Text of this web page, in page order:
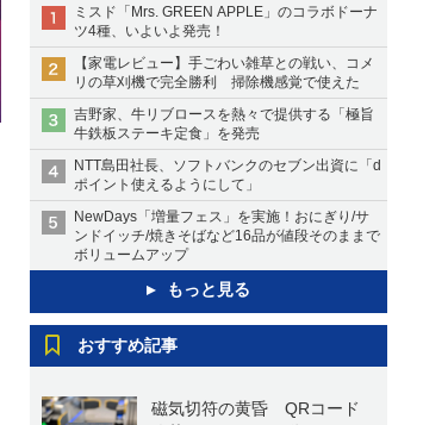
ミスド「Mrs. GREEN APPLE」のコラボドーナ
ツ4種、いよいよ発売！
【家電レビュー】手ごわい雑草との戦い、コメ
リの草刈機で完全勝利 掃除機感覚で使えた
吉野家、牛リブロースを熱々で提供する「極旨
牛鉄板ステーキ定食」を発売
NTT島田社長、ソフトバンクのセブン出資に「d
ポイント使えるようにして」
NewDays「増量フェス」を実施！おにぎり/サ
ンドイッチ/焼きそばなど16品が値段そのままで
ボリュームアップ
もっと見る
おすすめ記事
磁気切符の黄昏 QRコード